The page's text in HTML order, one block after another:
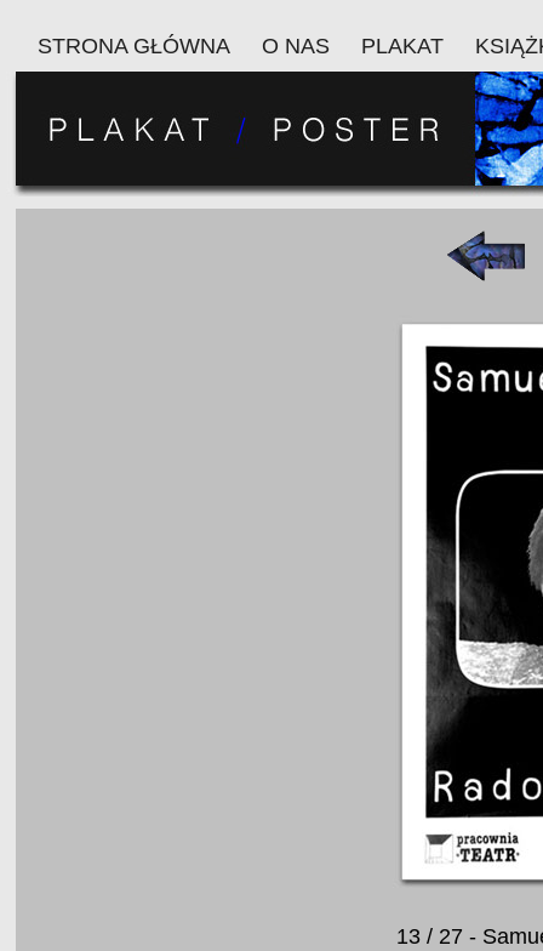
STRONA GŁÓWNA O NAS PLAKAT
13 / 27 -